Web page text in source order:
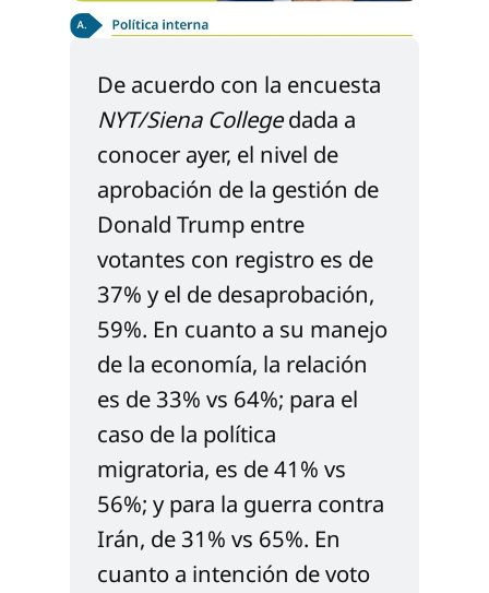
NYT/Siena College dada a
conocer ayer, el nivel de
aprobación de la gestión de
Donald Trump entre
votantes con registro es de
37% y el de desaprobación,
59%. En cuanto a su manejo
de la economía, la relación
es de 33% vs 64%; para el
caso de la política
migratoria, es de 41% vs
56%; y para la guerra contra
Irán, de 31% vs 65%. En
cuanto a intención de voto